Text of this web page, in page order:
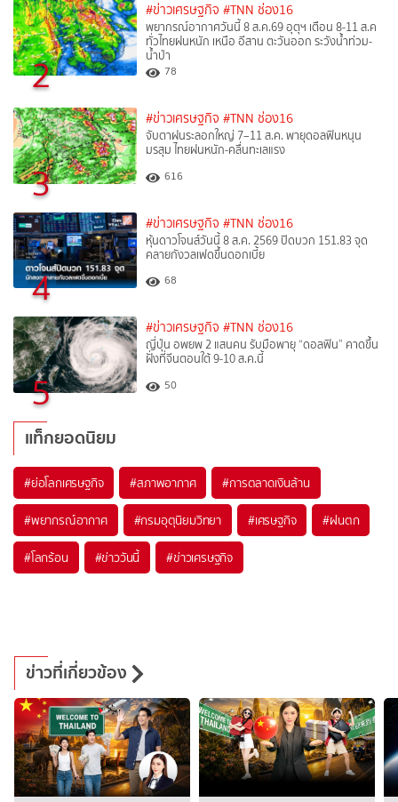
2
#ข่าวเศรษฐกิจ #TNN ช่อง16
พยากรณ์อากาศวันนี้ 8 ส.ค.69 อุตุฯ เตือน 8-11 ส.ค
ทั่วไทยฝนหนัก เหนือ อีสาน ตะวันออก ระวังน้ำท่วม-
น้ำป่า
78
3
#ข่าวเศรษฐกิจ #TNN ช่อง16
จับตาฝนระลอกใหญ่ 7–11 ส.ค. พายุดอลฟินหนุน
มรสุม ไทยฝนหนัก-คลื่นทะเลแรง
616
4
#ข่าวเศรษฐกิจ #TNN ช่อง16
หุ้นดาวโจนส์วันนี้ 8 ส.ค. 2569 ปิดบวก 151.83 จุด
คลายกังวลเฟดขึ้นดอกเบี้ย
68
5
#ข่าวเศรษฐกิจ #TNN ช่อง16
ญี่ปุ่น อพยพ 2 แสนคน รับมือพายุ “ดอลฟิน” คาดขึ้น
ฝั่งที่จีนตอนใต้ 9-10 ส.ค.นี้
50
แท็กยอดนิยม
#ย่อโลกเศรษฐกิจ #สภาพอากาศ #การตลาดเงินล้าน
#พยากรณ์อากาศ #กรมอุตุนิยมวิทยา #เศรษฐกิจ #ฝนตก
#โลกร้อน #ข่าววันนี้ #ข่าวเศรษฐกิจ
ข่าวที่เกี่ยวข้อง